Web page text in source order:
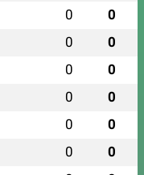
0 0
0 0
0 0
0 0
0 0
0 0